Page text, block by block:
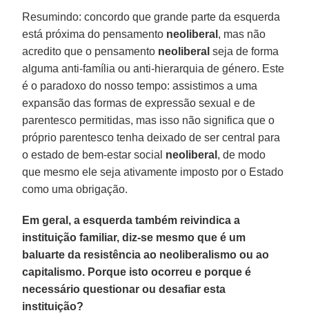
Resumindo: concordo que grande parte da esquerda
está próxima do pensamento neoliberal , mas não
acredito que o pensamento neoliberal seja de forma
alguma anti-família ou anti-hierarquia de género. Este
é o paradoxo do nosso tempo: assistimos a uma
expansão das formas de expressão sexual e de
parentesco permitidas, mas isso não significa que o
próprio parentesco tenha deixado de ser central para
o estado de bem-estar social neoliberal , de modo
que mesmo ele seja ativamente imposto por o Estado
como uma obrigação.
Em geral, a esquerda também reivindica a
instituição familiar, diz-se mesmo que é um
baluarte da resistência ao neoliberalismo ou ao
capitalismo. Porque isto ocorreu e porque é
necessário questionar ou desafiar esta
instituição?